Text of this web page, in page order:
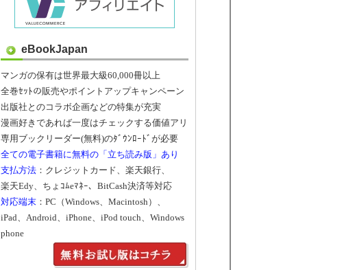
eBookJapan
マンガの保有は世界最大級60,000冊以上
全巻ｾｯﾄの販売やポイントアップキャンペーン
出版社とのコラボ企画などの特集が充実
漫画好きであれば一度はチェックする価値アリ
専用ブックリーダー(無料)のﾀﾞｳﾝﾛｰﾄﾞが必要
全ての電子書籍に無料の「立ち読み版」あり
支払方法 ：クレジットカード、楽天銀行、
楽天Edy、ちょｺﾑeﾏﾈｰ、BitCash決済等対応
対応端末 ：PC（Windows、Macintosh）、
iPad、Android、iPhone、iPod touch、Windows
phone